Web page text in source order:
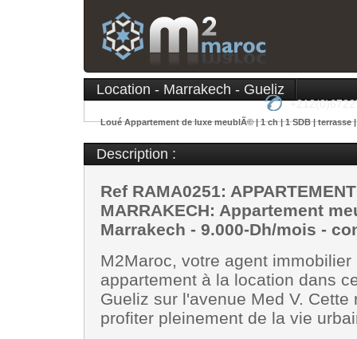
Location - Marrakech - Gueliz
Loué Appartement de luxe meublÃ© | 1 ch | 1 SDB | terrasse
Description :
Ref RAMA0251:
MARRAKECH: Appartement
Marrakech - 9.000-Dh/mois -
M2Maroc, votre agent
appartement à la location dans
Gueliz sur l'avenue Med V.
profiter pleinement de la vie